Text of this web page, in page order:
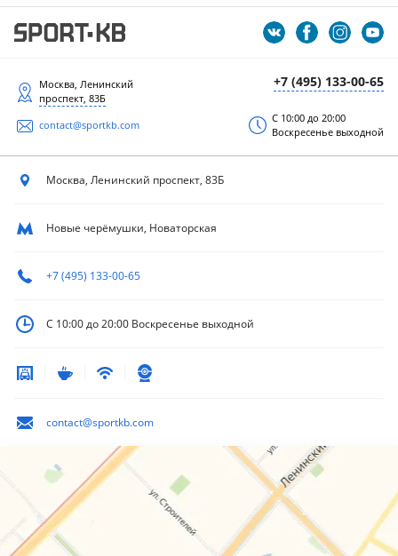
+7 (495) 133-00-65
Москва, Ленинский
проспект, 83Б
contact@sportkb.com
С 10:00 до 20:00
Воскресенье выходной
Москва, Ленинский проспект, 83Б
Новые черёмушки, Новаторская
+7 (495) 133-00-65
С 10:00 до 20:00 Воскресенье выходной
contact@sportkb.com